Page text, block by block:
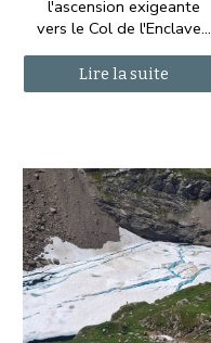
l'ascension exigeante
vers le Col de l'Enclave...
Lire la suite